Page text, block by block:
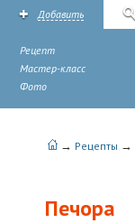
Добавить
Рецепт
Мастер-класс
Фото
→ Рецепты →
Печора